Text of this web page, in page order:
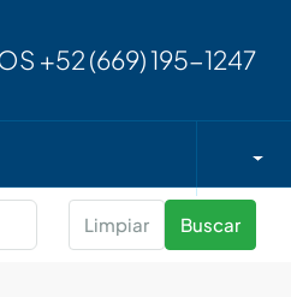
+52 (669) 195-1247
Limpiar Buscar